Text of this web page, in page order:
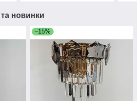
та новинки
–15%